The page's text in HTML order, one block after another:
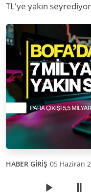
TL'ye yakın
HABER GİRİŞ 05 Haziran